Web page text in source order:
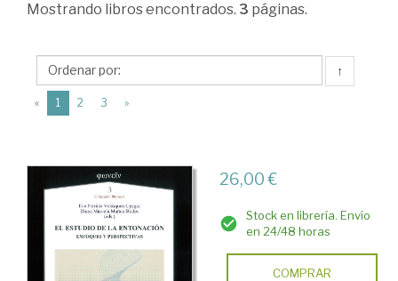
la
Editorial
Axac
Mostrando libros encontrados. 3 páginas.
↑
« 1 (current)
2 3 »
26,00 €
Stock en librería. Envío
en 24/48 horas
COMPRAR